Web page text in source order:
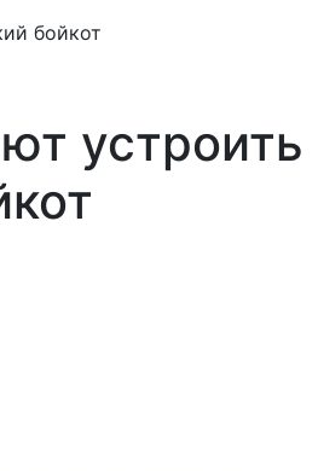
бойкот
устроить